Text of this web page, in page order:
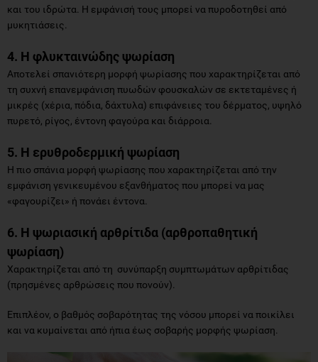
και του ιδρώτα. Η εμφάνισή τους μπορεί να πυροδοτηθεί από
μυκητιάσεις.
4. Η φλυκταινώδης ψωρίαση
Αποτελεί σπανιότερη μορφή ψωρίασης που χαρακτηρίζεται από
τη συχνή επανεμφάνιση πυωδών φουσκαλών σε εκτεταμένες ή
μικρές (χέρια, πόδια, δάχτυλα) επιφάνειες του δέρματος, υψηλό
πυρετό, ρίγος, έντονη φαγούρα και διάρροια.
5. Η ερυθροδερμική ψωρίαση
Η πιο σπάνια μορφή ψωρίασης που χαρακτηρίζεται από την
εμφάνιση γενικευμένου εξανθήματος που μπορεί να μας
«φαγουρίζει» ή πονάει έντονα.
6. Η ψωριασική αρθρίτιδα (αρθροπαθητική
ψωρίαση)
Χαρακτηρίζεται από τη συνύπαρξη συμπτωμάτων αρθρίτιδας
(πρησμένες αρθρώσεις που πονούν).
Επιπλέον, ο βαθμός σοβαρότητας της νόσου μπορεί να ποικίλει
και να κυμαίνεται από ήπια έως σοβαρής μορφής ψωρίαση.